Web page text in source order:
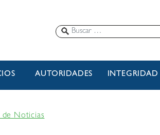
AUTORIDADES INTEGRIDAD
de Noticias